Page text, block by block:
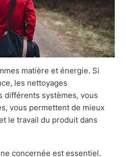
matière et énergie. Si
les nettoyages
différents systèmes, vous
vous permettent de mieux
le travail du produit dans
concernée est essentiel.